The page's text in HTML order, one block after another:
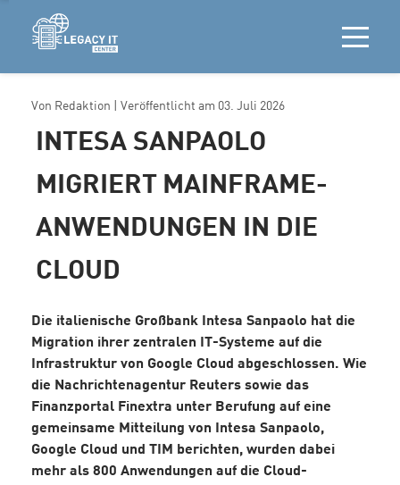
Von Redaktion | Veröffentlicht am 03. Juli 2026
INTESA SANPAOLO
MIGRIERT MAINFRAME-
ANWENDUNGEN IN DIE
CLOUD
Die italienische Großbank Intesa Sanpaolo hat die
Migration ihrer zentralen IT-Systeme auf die
Infrastruktur von Google Cloud abgeschlossen. Wie
die Nachrichtenagentur Reuters sowie das
Finanzportal Finextra unter Berufung auf eine
gemeinsame Mitteilung von Intesa Sanpaolo,
Google Cloud und TIM berichten, wurden dabei
mehr als 800 Anwendungen auf die Cloud-